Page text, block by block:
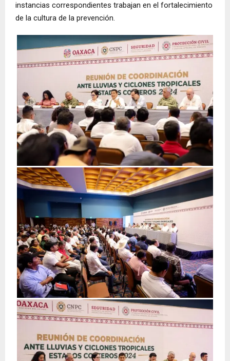
instancias correspondientes trabajan en el fortalecimiento
de la cultura de la prevención.